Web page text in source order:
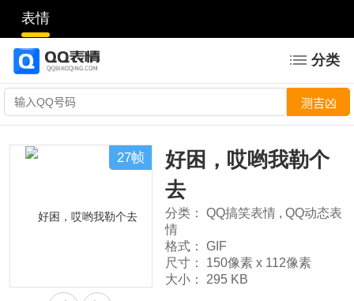
表情
分类
27帧
好困，哎哟我勒个
去
分类： QQ搞笑表情 , QQ动态表
情
格式：
GIF
尺寸：
150像素 x 112像素
大小：
295 KB